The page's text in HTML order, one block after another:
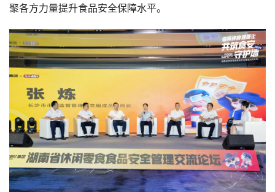
聚各方力量提升食品安全保障水平。